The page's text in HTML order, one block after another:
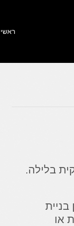
ראשי
בלילה.